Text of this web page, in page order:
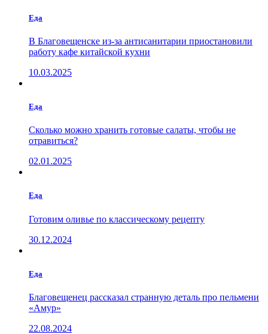
Еда
В Благовещенске из-за антисанитарии приостановили
работу кафе китайской кухни
10.03.2025
Еда
Сколько можно хранить готовые салаты, чтобы не
отравиться?
02.01.2025
Еда
Готовим оливье по классическому рецепту
30.12.2024
Еда
Благовещенец рассказал странную деталь про пельмени
«Амур»
22.08.2024